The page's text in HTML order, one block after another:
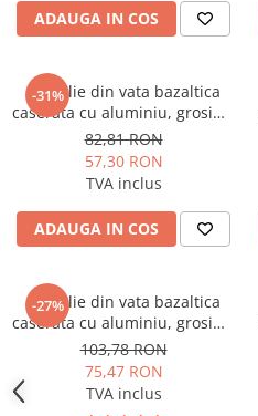
ADAUGA IN COS
-31%
Cochilie din vata bazaltica
caserata cu aluminiu, grosime
50 mm, diametru 89 mm,
lungime 1 ml, Isoshell
82,81 RON
57,30 RON
TVA inclus
ADAUGA IN COS
-27%
Cochilie din vata bazaltica
caserata cu aluminiu, grosime
30 mm, diametru 159 mm,
lungime 1 ml, Isoshell
103,78 RON
75,47 RON
TVA inclus